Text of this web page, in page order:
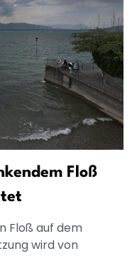
Floß
Floß auf dem
wird von